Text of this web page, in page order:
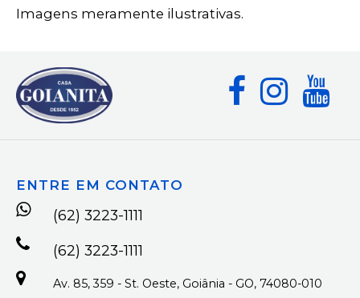
Imagens meramente ilustrativas.
ENTRE EM CONTATO
(62) 3223-1111
(62) 3223-1111
Av. 85, 359 - St. Oeste, Goiânia - GO, 74080-010